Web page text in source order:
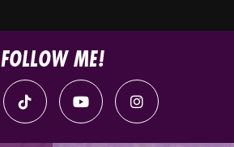
FOLLOW ME!